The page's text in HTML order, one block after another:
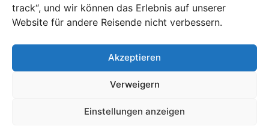
track“, und wir können das Erlebnis auf unserer
Website für andere Reisende nicht verbessern.
Akzeptieren
Verweigern
Einstellungen anzeigen